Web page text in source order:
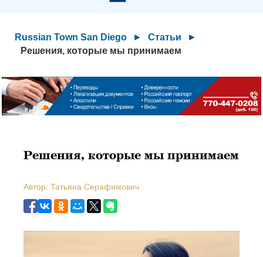
Russian Town San Diego ► Статьи
►
Решения, которые мы принимаем
Решения, которые мы принимаем
Автор: Татьяна Серафимович